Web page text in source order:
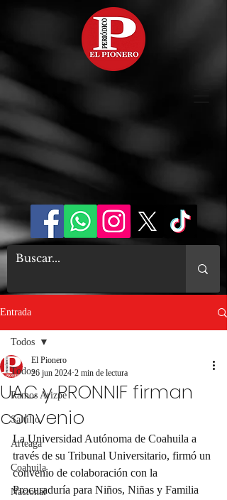
Entrada
Todos
Ramos Arizpe
Saltillo
Arteaga
Coahuila
Nacional
Todos
UAC y PRONNIF firman
convenio
El Pionero
26 jun 2024 2 min de lectura
La Universidad Autónoma de Coahuila a
través de su Tribunal Universitario, firmó un
convenio de colaboración con la
Procuraduría para Niños, Niñas y Familia